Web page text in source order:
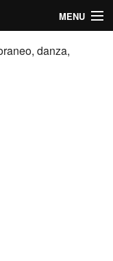
MENU
danza,